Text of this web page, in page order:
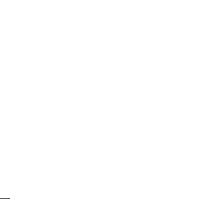
運用しないと分からない部分も